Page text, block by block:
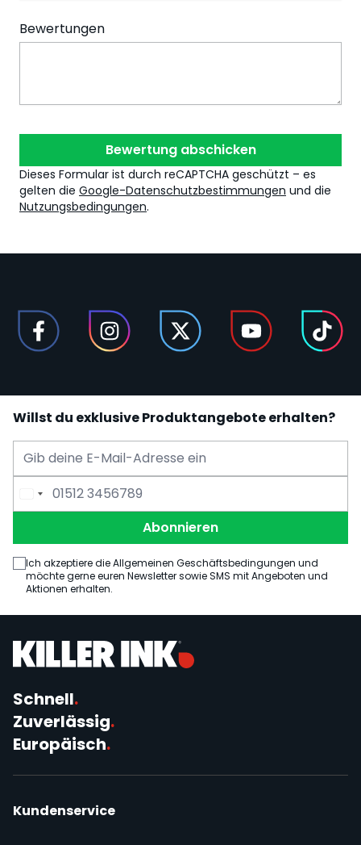
Bewertungen
Bewertung abschicken
Dieses Formular ist durch reCAPTCHA geschützt – es
gelten die Google-Datenschutzbestimmungen und die
Nutzungsbedingungen.
Willst du exklusive Produktangebote erhalten?
E-Mail Adresse
Telefonnummer
Abonnieren
Ich akzeptiere die Allgemeinen Geschäftsbedingungen und
möchte gerne euren Newsletter sowie SMS mit Angeboten und
Aktionen erhalten.
Schnell.
Zuverlässig.
Europäisch.
Kundenservice